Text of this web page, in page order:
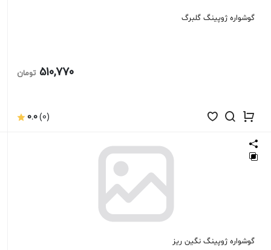
گوشواره ژوپینگ گلبرگ
510,770 تومان
0.0(0)
گوشواره ژوپینگ نگین ریز